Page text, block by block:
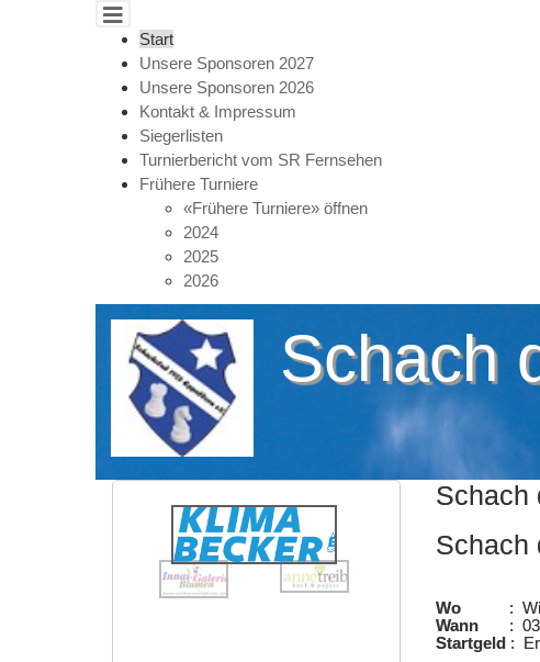
Start
Unsere Sponsoren 2027
Unsere Sponsoren 2026
Kontakt & Impressum
Siegerlisten
Turnierbericht vom SR Fernsehen
Frühere Turniere
«Frühere Turniere» öffnen
2024
2025
2026
Schach
Schach
Wo
:
Wann:
Startgeld:
Cookie-Einstellungen